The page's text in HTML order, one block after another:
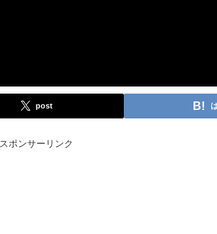
post
スポンサーリンク